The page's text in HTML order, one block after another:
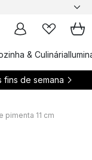
& Culinária
de semana
pimenta 11 cm